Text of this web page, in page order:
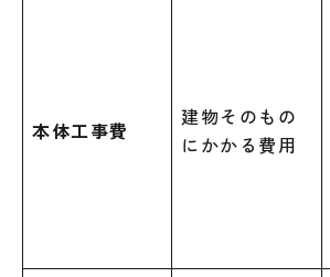
本体工事費
建物そのもの
にかかる費用